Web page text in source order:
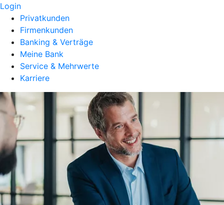
Login
Privatkunden
Firmenkunden
Banking & Verträge
Meine Bank
Service & Mehrwerte
Karriere